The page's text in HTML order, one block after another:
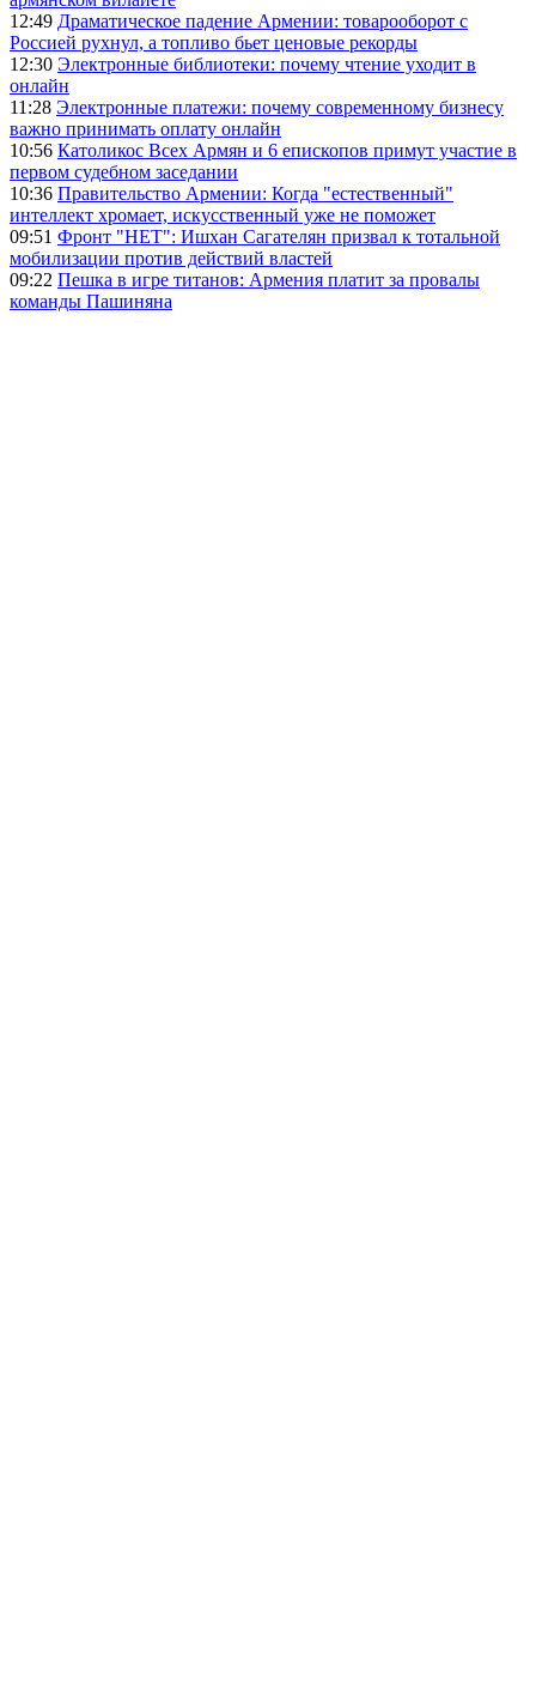
12:49 Драматическое падение Армении: товарооборот с
Россией рухнул, а топливо бьет ценовые рекорды
12:30 Электронные библиотеки: почему чтение уходит в
онлайн
11:28 Электронные платежи: почему современному бизнесу
важно принимать оплату онлайн
10:56 Католикос Всех Армян и 6 епископов примут участие в
первом судебном заседании
10:36 Правительство Армении: Когда "естественный"
интеллект хромает, искусственный уже не поможет
09:51 Фронт "НЕТ": Ишхан Сагателян призвал к тотальной
мобилизации против действий властей
09:22 Пешка в игре титанов: Армения платит за провалы
команды Пашиняна